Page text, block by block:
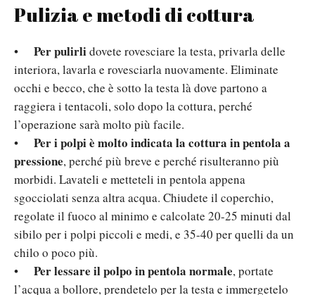
Pulizia e metodi di cottura
• Per pulirlidovete rovesciare la testa, privarla delle
interiora, lavarla e rovesciarla nuovamente. Eliminate
occhi e becco, che è sotto la testa là dove partono a
raggiera i tentacoli, solo dopo la cottura, perché
l’operazione sarà molto più facile.
• Per i polpi è molto indicata la cottura in pentola a
pressione, perché più breve e perché risulteranno più
morbidi. Lavateli e metteteli in pentola appena
sgocciolati senza altra acqua. Chiudete il coperchio,
regolate il fuoco al minimo e calcolate 20-25 minuti dal
sibilo per i polpi piccoli e medi, e 35-40 per quelli da un
chilo o poco più.
•
Per lessare il polpo in pentola normale, portate
l’acqua a bollore, prendetelo per la testa e immergetelo